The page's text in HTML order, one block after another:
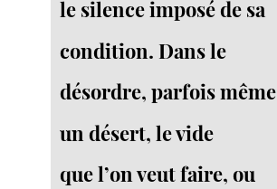
le silence imposé de sa
condition. Dans le
désordre, parfois même
un désert, le vide
que l’on veut faire, ou